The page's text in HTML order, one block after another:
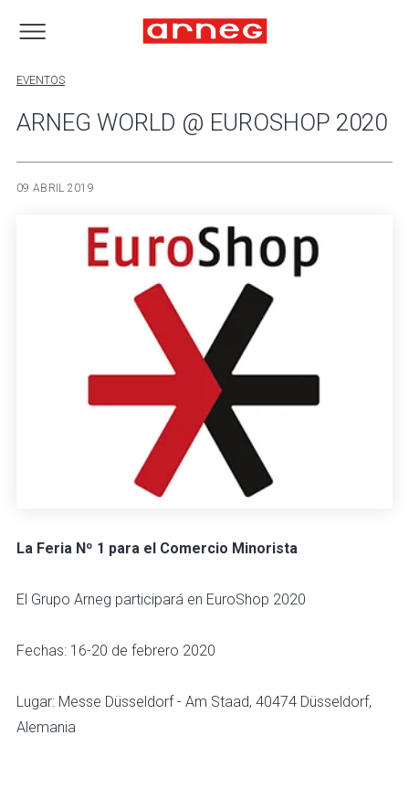
EVENTOS
ARNEG WORLD @ EUROSHOP 2020
09 ABRIL 2019
La Feria Nº 1 para el Comercio Minorista
El Grupo Arneg participará en EuroShop 2020
Fechas: 16-20 de febrero 2020
Lugar: Messe Düsseldorf - Am Staad, 40474 Düsseldorf,
Alemania